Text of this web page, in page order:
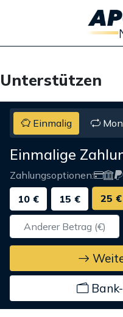
Unterstützen
Einmalig
Einmalige
Zahlungsoptionen:
10 €
15 € 25 €